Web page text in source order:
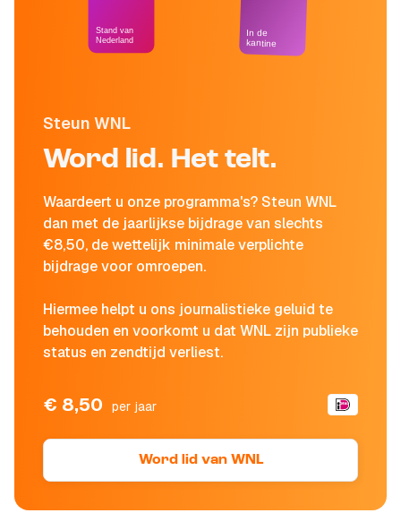
Steun WNL
Word lid. Het telt.
Waardeert u onze programma's? Steun WNL
dan met de jaarlijkse bijdrage van slechts
€8,50, de wettelijk minimale verplichte
bijdrage voor omroepen.
Hiermee helpt u ons journalistieke geluid te
behouden en voorkomt u dat WNL zijn publieke
status en zendtijd verliest.
€ 8,50 per jaar
Word lid van WNL
Stand van
Nederland
In de
kantine